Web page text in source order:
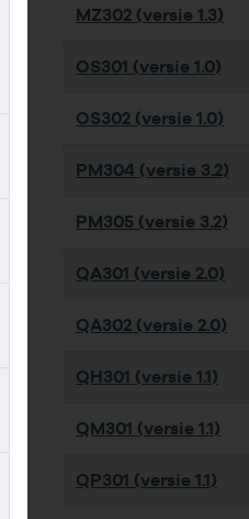
MZ302 (versie 1.3)
OS301 (versie 1.0)
OS302 (versie 1.0)
PM304 (versie 3.2)
PM305 (versie 3.2)
QA301 (versie 2.0)
QA302 (versie 2.0)
QH301 (versie 1.1)
QM301 (versie 1.1)
QP301 (versie 1.1)